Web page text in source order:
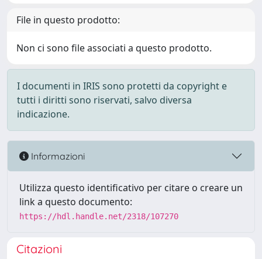
File in questo prodotto:
Non ci sono file associati a questo prodotto.
I documenti in IRIS sono protetti da copyright e
tutti i diritti sono riservati, salvo diversa
indicazione.
Informazioni
Utilizza questo identificativo per citare o creare un
link a questo documento:
https://hdl.handle.net/2318/107270
Citazioni